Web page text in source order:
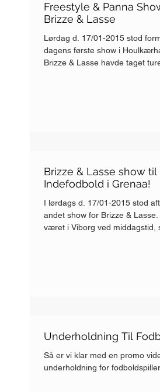
Freestyle & Panna
Brizze & Lasse
Lørdag d. 17/01-2015 stod
dagens første show i
Brizze & Lasse havde taget
Brizze & Lasse show til
Indefodbold i Grenaa!
I lørdags d. 17/01-2015 stod
andet show for Brizze &
været i Viborg ved middagstid,
Underholdning Til
Så er vi klar med en promo
underholdning for